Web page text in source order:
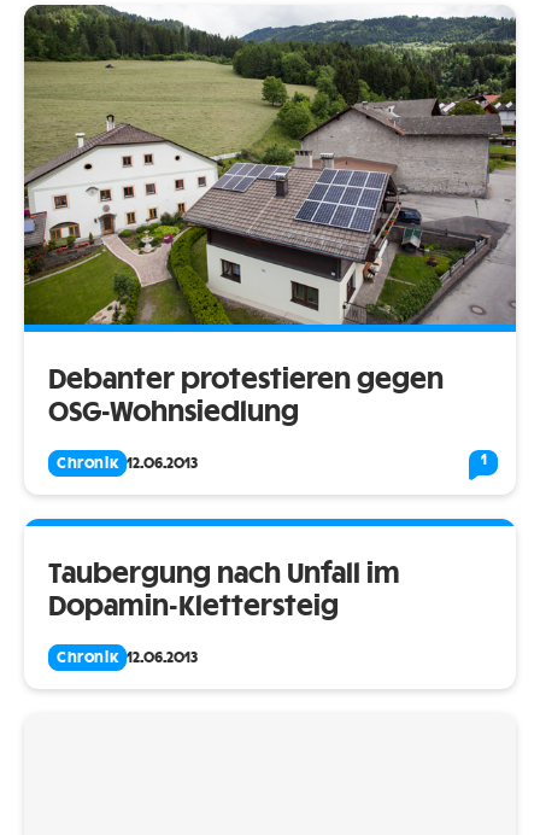
Debanter protestieren gegen
OSG-Wohnsiedlung
Chronik 12.06.2013 1
Taubergung nach Unfall im
Dopamin-Klettersteig
Chronik 12.06.2013